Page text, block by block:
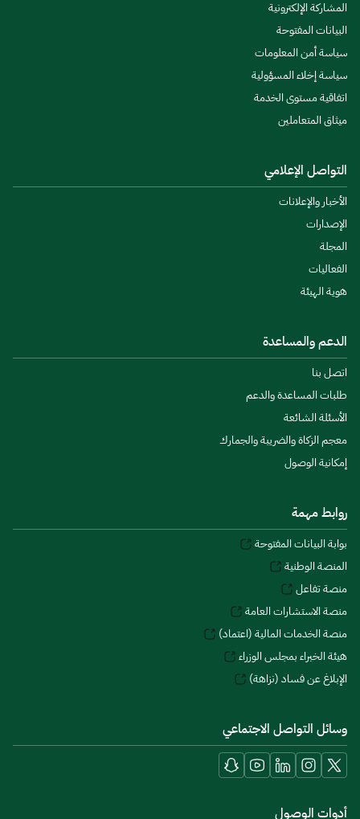
المشاركة الإلكترونية
البيانات المفتوحة
سياسة أمن المعلومات
سياسة إخلاء المسؤولية
اتفاقية مستوى الخدمة
ميثاق المتعاملين
التواصل الإعلامي
الأخبار والإعلانات
الإصدارات
المجلة
الفعاليات
هوية الهيئة
الدعم والمساعدة
اتصل بنا
طلبات المساعدة والدعم
الأسئلة الشائعة
معجم الزكاة والضريبة والجمارك
إمكانية الوصول
روابط مهمة
بوابة البيانات المفتوحة
المنصة الوطنية
منصة تفاعل
منصة الاستشارات العامة
منصة الخدمات المالية (اعتماد)
هيئة الخبراء بمجلس الوزراء
الإبلاغ عن فساد (نزاهة)
وسائل التواصل الاجتماعي
أدوات الوصول